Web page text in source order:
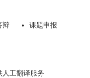
辩 课题申报
工翻译服务